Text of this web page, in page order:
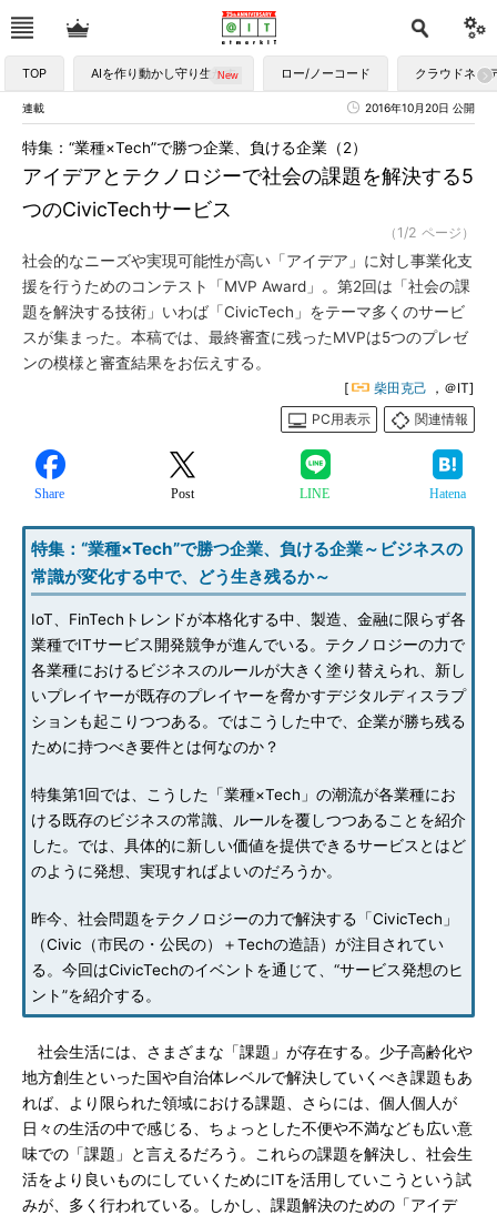
TOP AIを作り動かし守り生かす ロー/ノーコード クラウドネイ
連載 2016年10月20日 公開
アイデアとテクノロジーで社会の課題を解決する5
つのCivicTechサービス
特集：“業種×Tech”で勝つ企業、負ける企業（2）
（1/2 ページ）
社会的なニーズや実現可能性が高い「アイデア」に対し事業化支
援を行うためのコンテスト「MVP Award」。第2回は「社会の課
題を解決する技術」いわば「CivicTech」をテーマ多くのサービ
スが集まった。本稿では、最終審査に残ったMVPは5つのプレゼ
ンの模様と審査結果をお伝えする。
[ 柴田克己 ，＠IT]
PC用表示
関連情報
Share Post LINE Hatena
特集：“業種×Tech”で勝つ企業、負ける企業～ビジネスの
常識が変化する中で、どう生き残るか～
IoT、FinTechトレンドが本格化する中、製造、金融に限らず各
業種でITサービス開発競争が進んでいる。テクノロジーの力で
各業種におけるビジネスのルールが大きく塗り替えられ、新し
いプレイヤーが既存のプレイヤーを脅かすデジタルディスラプ
ションも起こりつつある。ではこうした中で、企業が勝ち残る
ために持つべき要件とは何なのか？
特集第1回では、こうした「業種×Tech」の潮流が各業種にお
ける既存のビジネスの常識、ルールを覆しつつあることを紹介
した。では、具体的に新しい価値を提供できるサービスとはど
のように発想、実現すればよいのだろうか。
昨今、社会問題をテクノロジーの力で解決する「CivicTech」
（Civic（市民の・公民の）＋Techの造語）が注目されてい
る。今回はCivicTechのイベントを通じて、“サービス発想のヒ
ント”を紹介する。
社会生活には、さまざまな「課題」が存在する。少子高齢化や
地方創生といった国や自治体レベルで解決していくべき課題もあ
れば、より限られた領域における課題、さらには、個人個人が
日々の生活の中で感じる、ちょっとした不便や不満なども広い意
味での「課題」と言えるだろう。これらの課題を解決し、社会生
活をより良いものにしていくためにITを活用していこうという試
みが、多く行われている。しかし、課題解決のための「アイデ